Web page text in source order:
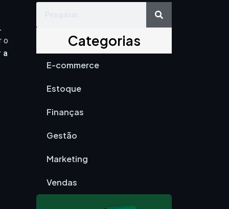
o
a
Search
Categorias
E-commerce
Estoque
Finanças
Gestão
Marketing
Vendas